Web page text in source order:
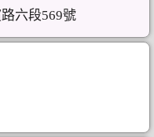
六段569號